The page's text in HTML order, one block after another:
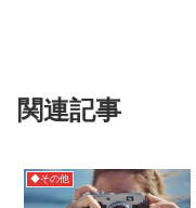
関連記事
◆その他